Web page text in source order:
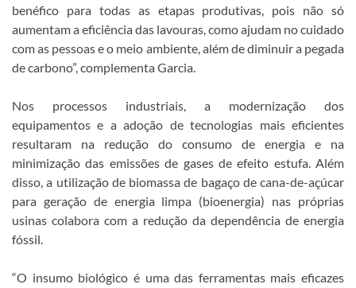
benéfico para todas as etapas produtivas, pois não só
aumentam a eficiência das lavouras, como ajudam no cuidado
com as pessoas e o meio ambiente, além de diminuir a pegada
de carbono”, complementa Garcia.
Nos processos industriais, a modernização dos
equipamentos e a adoção de tecnologias mais eficientes
resultaram na redução do consumo de energia e na
minimização das emissões de gases de efeito estufa. Além
disso, a utilização de biomassa de bagaço de cana-de-açúcar
para geração de energia limpa (bioenergia) nas próprias
usinas colabora com a redução da dependência de energia
fóssil.
“O insumo biológico é uma das ferramentas mais eficazes